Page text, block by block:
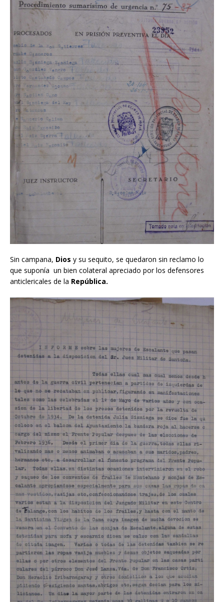
Sin campana, Dios y su sequito, se quedaron sin reclamo lo
que suponía un bien colateral apreciado por los defensores
anticlericales de la República.